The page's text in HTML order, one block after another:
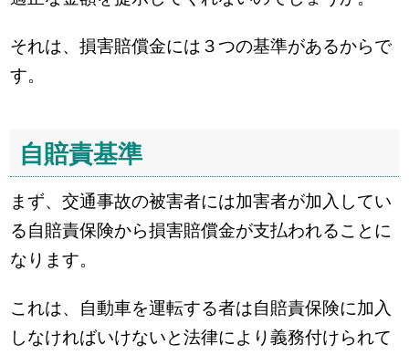
それは、損害賠償金には３つの基準があるからで
す。
自賠責基準
まず、交通事故の被害者には加害者が加入してい
る自賠責保険から損害賠償金が支払われることに
なります。
これは、自動車を運転する者は自賠責保険に加入
しなければいけないと法律により義務付けられて